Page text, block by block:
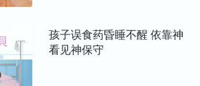
病好了我感谢你，如果我死了也愿
。神啊，我身量幼小，求神加给
神站住见证。”祷告后，我的心
孩子误食药昏睡不醒 依靠神
看见神保守